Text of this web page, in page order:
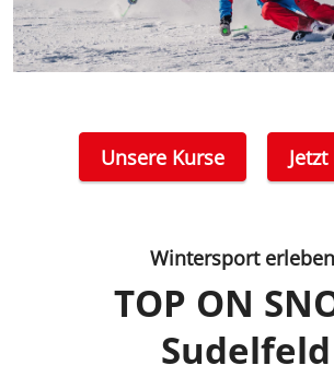
Unsere Kurse
Wintersport
TOP ON
Sudelfeld